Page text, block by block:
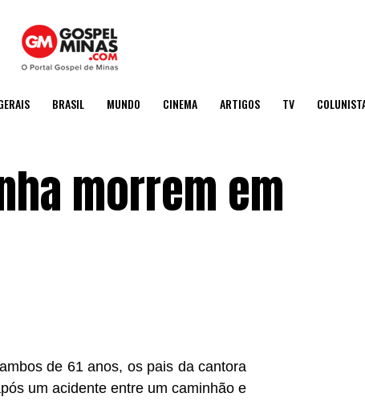
BRASIL MUNDO CINEMA ARTIGOS TV
morrem em
de 61 anos, os pais da cantora
um acidente entre um caminhão e